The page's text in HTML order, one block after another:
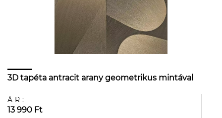
3D tapéta antracit arany geometrikus mintával
ÁR:
13 990 Ft